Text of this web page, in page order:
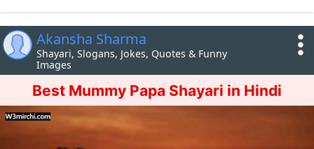
Akansha Sharma
Shayari, Slogans, Jokes, Quotes & Funny
Images
Best Mummy Papa Shayari in Hindi